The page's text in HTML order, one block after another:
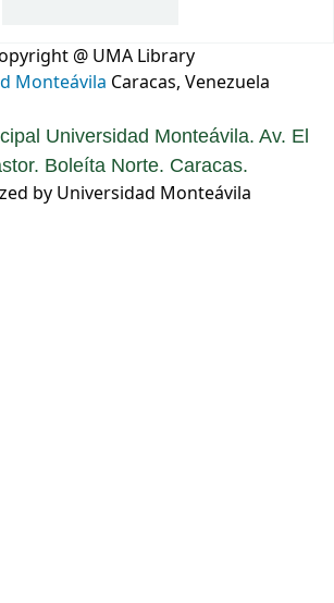
@ UMA Library
Monteávila Caracas, Venezuela
Universidad Monteávila. Av. El
Boleíta Norte. Caracas.
by Universidad Monteávila